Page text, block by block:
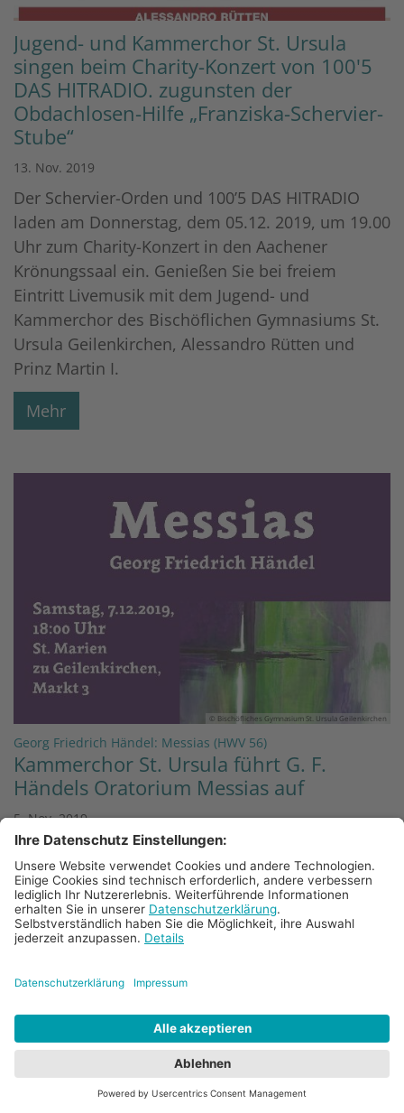
Jugend- und Kammerchor St. Ursula
singen beim Charity-Konzert von 100'5
DAS HITRADIO. zugunsten der
Obdachlosen-Hilfe „Franziska-Schervier-
Stube“
13. Nov. 2019
Der Schervier-Orden und 100’5 DAS HITRADIO
laden am Donnerstag, dem 05.12. 2019, um 19.00
Uhr zum Charity-Konzert in den Aachener
Krönungssaal ein. Genießen Sie bei freiem
Eintritt Livemusik mit dem Jugend- und
Kammerchor des Bischöflichen Gymnasiums St.
Ursula Geilenkirchen, Alessandro Rütten und
Prinz Martin I.
Mehr
© Bischöfliches Gymnasium St. Ursula Geilenkirchen
Georg Friedrich Händel: Messias (HWV 56):
Kammerchor St. Ursula führt G. F.
Händels Oratorium Messias auf
5. Nov. 2019
Der Kammerchor des Bischöflichen Gymnasiums
St. Ursula Geilenkirchen lädt herzlich zu zwei
Aufführungen des Oratoriums „Messias“ von
Georg Friedrich Händel (1685 – 1759) ein:
Samstag, 7. Dezember 2019, 18.00 Uhr in St. ...
Mehr